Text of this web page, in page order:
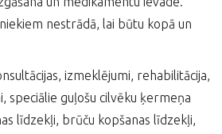
nestrādā, lai būtu kopā un
izmeklējumi, rehabilitācija,
speciālie guļošu cilvēku ķermeņa
līdzekļi, brūču kopšanas līdzekļi,